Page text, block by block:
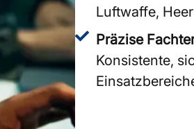
Luftwaffe,
Präzise
Konsistente,